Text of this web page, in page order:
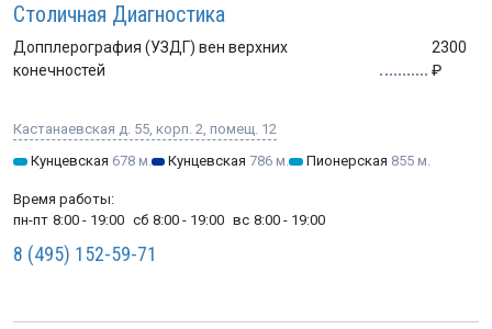
Столичная Диагностика
Допплерография (УЗДГ) вен верхних
конечностей
2300
Кастанаевская д. 55, корп. 2, помещ. 12
Кунцевская 678 м. Кунцевская786 м. Пионерская 855 м.
Время работы:
пн-пт 8:00 - 19:00 сб 8:00 - 19:00 вс 8:00 - 19:00
8 (495) 152-59-71